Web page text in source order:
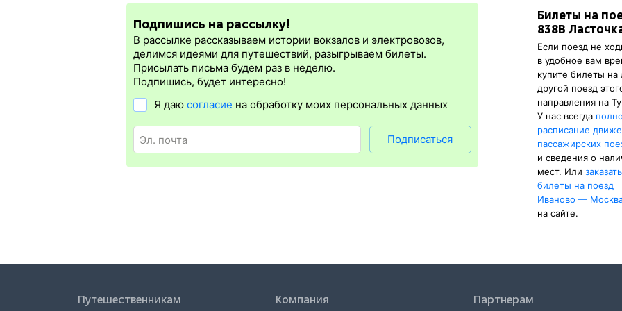
нужна электронная регистрация.
Электронная регистрацияпроизводится Электронная регистрация— это
которая упрощает жизнь пассажиру. Её плюс в том, что не нужно быть на вокзале и приобретать ж/д билет
бланке.Электронная регистрациядоступна почти для всех заказов, исключение составляют поезда
дорог СНГ. Для посадки в поезд понадобится оригинал удостоверения личности, указанный в
билете. А в случае отсутствия электронной регистрации еще и распечатка посадочного купона.
Подпишись на рассылку!
В рассылке рассказываем истории вокзалов и электровозов,
делимся идеями для путешествий, разыгрываем билеты.
Присылать письма будем раз в неделю.
Подпишись, будет интересно!
Я даю согласие на обработку моих персональных данных
Подписаться
Билеты на
838В
Если поезд не
в удобное вам
купите билеты
другой поезд
направления на
У нас всегда
расписание
пассажирских
и сведения о
мест. Или
билеты на поезд
Иваново —
на сайте.
Путешественникам Компания Партнерам